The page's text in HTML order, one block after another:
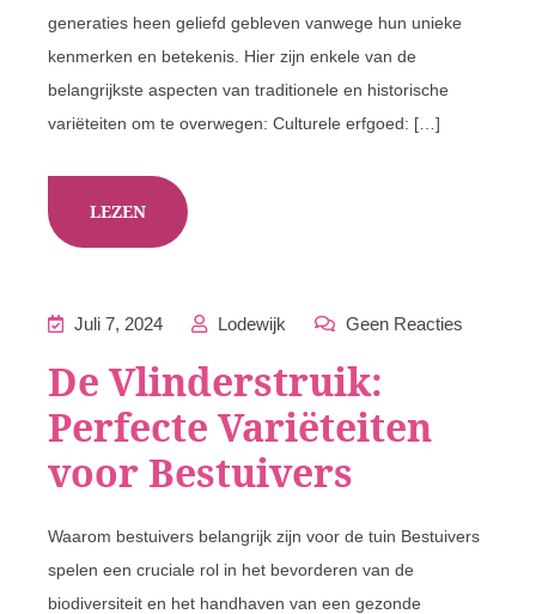
generaties heen geliefd gebleven vanwege hun unieke
kenmerken en betekenis. Hier zijn enkele van de
belangrijkste aspecten van traditionele en historische
variëteiten om te overwegen: Culturele erfgoed: […]
LEZEN
Juli 7, 2024 Lodewijk Geen Reacties
De Vlinderstruik:
Perfecte Variëteiten
voor Bestuivers
Waarom bestuivers belangrijk zijn voor de tuin Bestuivers
spelen een cruciale rol in het bevorderen van de
biodiversiteit en het handhaven van een gezonde